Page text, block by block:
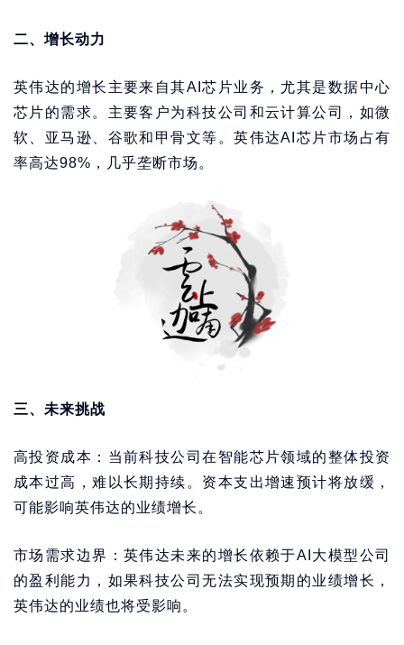
二、增长动力
英伟达的增长主要来自其AI芯片业务，尤其是数据中心
芯片的需求。主要客户为科技公司和云计算公司，如微
软、亚马逊、谷歌和甲骨文等。英伟达AI芯片市场占有
率高达98%，几乎垄断市场。
三、未来挑战
高投资成本：当前科技公司在智能芯片领域的整体投资
成本过高，难以长期持续。资本支出增速预计将放缓，
可能影响英伟达的业绩增长。
市场需求边界：英伟达未来的增长依赖于AI大模型公司
的盈利能力，如果科技公司无法实现预期的业绩增长，
英伟达的业绩也将受影响。